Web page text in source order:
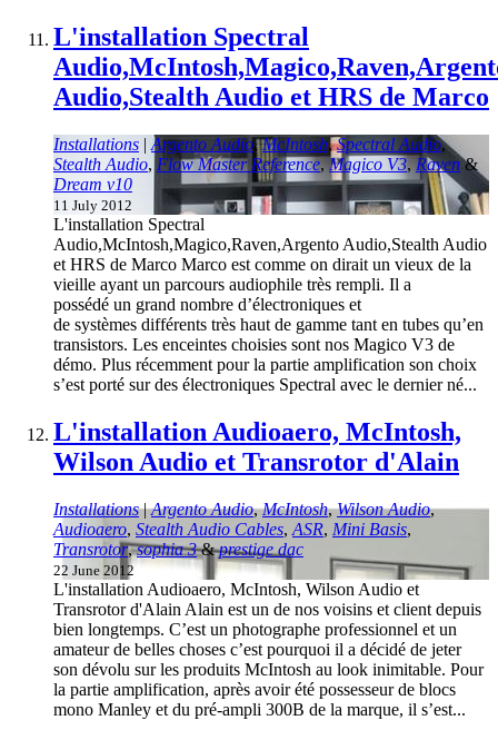
L'installation Spectral
Audio,Stealth Audio et HRS de Marco
Installations | Argento Audio,McIntosh,Spectral Audio,
Stealth Audio, Flow Master Reference,Magico V3,Raven&
Dream v10
11 July 2012
L'installation Spectral
Audio,McIntosh,Magico,Raven,Argento Audio,Stealth Audio
et HRS de Marco Marco est comme on dirait un vieux de la
vieille ayant un parcours audiophile très rempli. Il a
possédé un grand nombre d’électroniques et
de systèmes différents très haut de gamme tant en tubes qu’en
transistors. Les enceintes choisies sont nos Magico V3 de
démo. Plus récemment pour la partie amplification son choix
s’est porté sur des électroniques Spectral avec le dernier né...
L'installation Audioaero, McIntosh,
Wilson Audio et Transrotor d'Alain
Installations|Argento Audio,McIntosh,Wilson Audio,
Audioaero, Stealth Audio Cables, ASR, Mini Basis,
Transrotor,sophia 3&prestige dac
22 June 2012
L'installation Audioaero, McIntosh, Wilson Audio et
Transrotor d'Alain Alain est un de nos voisins et client depuis
bien longtemps. C’est un photographe professionnel et un
amateur de belles choses c’est pourquoi il a décidé de jeter
son dévolu sur les produits McIntosh au look inimitable. Pour
la partie amplification, après avoir été possesseur de blocs
mono Manley et du pré-ampli 300B de la marque, il s’est...